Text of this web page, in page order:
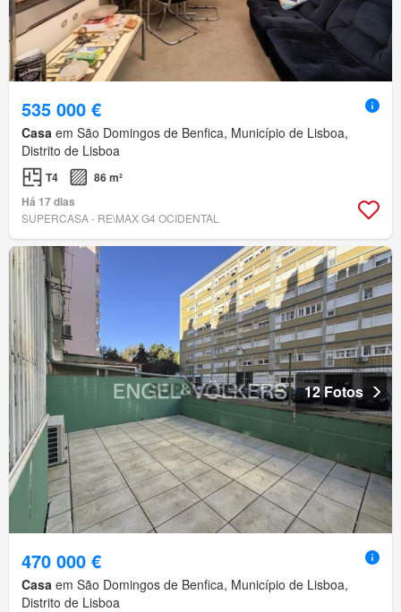
535 000 €
Casa em São Domingos de Benfica, Município de Lisboa,
Distrito de Lisboa
T4
86 m²
Há 17 dias
SUPERCASA - RE\MAX G4 OCIDENTAL
12 Fotos
470 000 €
Casa em São Domingos de Benfica, Município de Lisboa,
Distrito de Lisboa